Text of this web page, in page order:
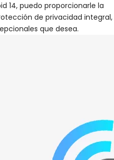
14, puedo proporcionarle la
de privacidad integral,
que desea.